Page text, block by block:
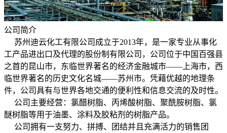
公司简介
苏州迪云化工有限公司成立于2013年，是一家专业从事化
工产品进出口及代理的股份制有限公司，公司位于中国百强县
之首的昆山市，东临世界著名的经济金融城市——上海市，西
临世界著名的历史文化名城——苏州市。凭藉优越的地理条
件，公司具有与世界各地交通的便利性和信息交流的及时性。
公司主要经营：氯醋树脂、丙烯酸树脂、聚酰胺树脂、氯
醚树脂等用于油墨、涂料及胶粘剂的树脂产品。
公司拥有一支努力、拼搏、团结并且充满活力的销售团